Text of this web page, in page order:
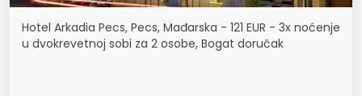
Hotel Arkadia Pecs, Pecs, Mađarska - 121 EUR - 3x noćenje
u dvokrevetnoj sobi za 2 osobe, Bogat doručak